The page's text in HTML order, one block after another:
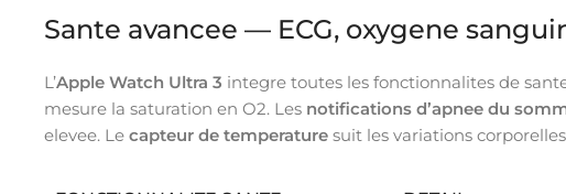
Sante avancee — ECG, oxygene
L’Apple Watch Ultra 3 integre toutes les fonctionnalites de sante
mesure la saturation en O2. Les notifications d’apnee du
elevee. Le capteur de temperature suit les variations